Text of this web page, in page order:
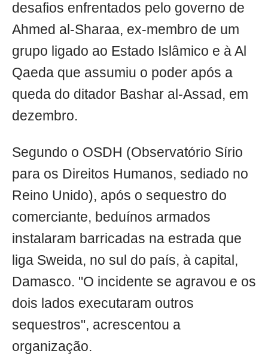
desafios enfrentados pelo governo de
Ahmed al-Sharaa, ex-membro de um
grupo ligado ao Estado Islâmico e à Al
Qaeda que assumiu o poder após a
queda do ditador Bashar al-Assad, em
dezembro.
Segundo o OSDH (Observatório Sírio
para os Direitos Humanos, sediado no
Reino Unido), após o sequestro do
comerciante, beduínos armados
instalaram barricadas na estrada que
liga Sweida, no sul do país, à capital,
Damasco. "O incidente se agravou e os
dois lados executaram outros
sequestros", acrescentou a
organização.